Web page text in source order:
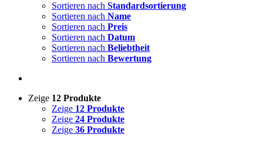
Sortieren nach Standardsortierung
Sortieren nach Name
Sortieren nach Preis
Sortieren nach Datum
Sortieren nach Beliebtheit
Sortieren nach Bewertung
Zeige 12 Produkte
Zeige 12 Produkte
Zeige 24 Produkte
Zeige 36 Produkte